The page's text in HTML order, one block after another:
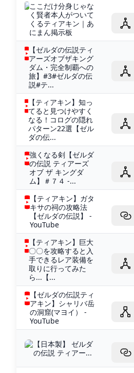
ここだけ分身じゃな
く賢者本人がついて
くるティアキン｜あ
にまん掲示板
【ゼルダの伝説ティ
アーズオブザキング
ダム・完全制覇への
旅】#3#ゼルダの伝
説#テ...
【ティアキン】知っ
てると見つけやすく
なる！コログの隠れ
パターン22選【ゼル
ダの伝...
強くなる剣【ゼルダ
の伝説 ティアーズ
オブ ザ キングダ
ム】＃７４ -...
【ティアキン】ガタ
キサの祠の攻略法
【ゼルダの伝説】 -
YouTube
【ティアキン】巨大
〇〇を攻略すると入
手できるレア装備を
取りに行ってみた
ら...【...
【ゼルダの伝説ティ
アキン】シャリバ岳
の洞窟(マヨイ） -
YouTube
【日本製】 ゼルダ
の伝説 ティアー...